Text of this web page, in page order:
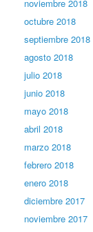
noviembre 2018
octubre 2018
septiembre 2018
agosto 2018
julio 2018
junio 2018
mayo 2018
abril 2018
marzo 2018
febrero 2018
enero 2018
diciembre 2017
noviembre 2017